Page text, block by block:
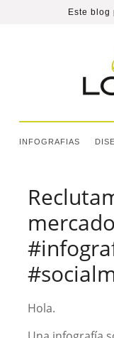
Este blog
INFOGRAFIAS
Hola.